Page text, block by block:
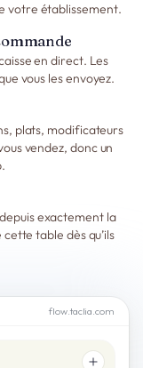
votre établissement.
en direct. Les
vous les envoyez.
plats, modificateurs
vendez, donc un
exactement la
table dès qu’ils
flow.taclia.com